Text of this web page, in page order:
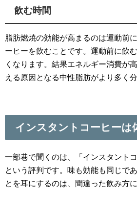
飲む時間
脂肪燃焼の効能が高まるのは運動前
ーヒーを飲むことです。運動前に飲
くなります。結果エネルギー消費が
える原因となる中性脂肪がより多く
インスタントコーヒーは
一部巷で聞くのは、「インスタント
という評判です。味も効能も同じで
とを耳にするのは、間違った飲み方